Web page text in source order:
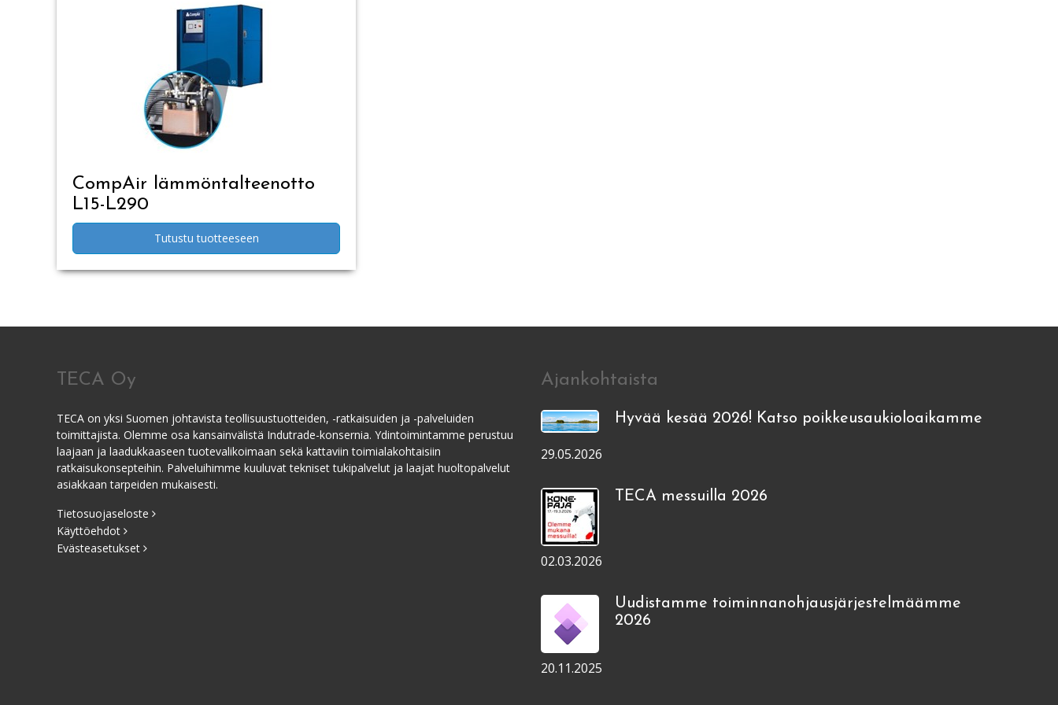
CompAir lämmöntalteenotto
L15-L290
Tutustu tuotteeseen
TECA Oy
TECA on yksi Suomen johtavista teollisuustuotteiden, -ratkaisuiden ja -palveluiden
toimittajista. Olemme osa kansainvälistä Indutrade-konsernia. Ydintoimintamme perustuu
laajaan ja laadukkaaseen tuotevalikoimaan sekä kattaviin toimialakohtaisiin
ratkaisukonsepteihin. Palveluihimme kuuluvat tekniset tukipalvelut ja laajat huoltopalvelut
asiakkaan tarpeiden mukaisesti.
Tietosuojaseloste
Käyttöehdot
Evästeasetukset
Ajankohtaista
Hyvää kesää 2026! Katso poikkeusaukioloaikamme
29.05.2026
TECA messuilla 2026
02.03.2026
Uudistamme toiminnanohjausjärjestelmäämme
2026
20.11.2025